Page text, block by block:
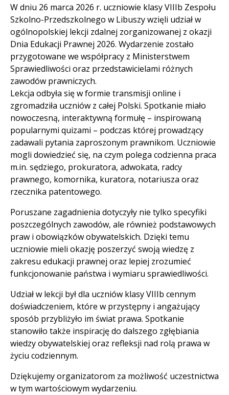
Treść
W dniu 26 marca 2026 r. uczniowie klasy VIIIb Zespołu
Szkolno-Przedszkolnego w Libuszy wzięli udział w
ogólnopolskiej lekcji zdalnej zorganizowanej z okazji
Dnia Edukacji Prawnej 2026. Wydarzenie zostało
przygotowane we współpracy z Ministerstwem
Sprawiedliwości oraz przedstawicielami różnych
zawodów prawniczych.
Lekcja odbyła się w formie transmisji online i
zgromadziła uczniów z całej Polski. Spotkanie miało
nowoczesną, interaktywną formułę – inspirowaną
popularnymi quizami – podczas której prowadzący
zadawali pytania zaproszonym prawnikom. Uczniowie
mogli dowiedzieć się, na czym polega codzienna praca
m.in. sędziego, prokuratora, adwokata, radcy
prawnego, komornika, kuratora, notariusza oraz
rzecznika patentowego.
Poruszane zagadnienia dotyczyły nie tylko specyfiki
poszczególnych zawodów, ale również podstawowych
praw i obowiązków obywatelskich. Dzięki temu
uczniowie mieli okazję poszerzyć swoją wiedzę z
zakresu edukacji prawnej oraz lepiej zrozumieć
funkcjonowanie państwa i wymiaru sprawiedliwości.
Udział w lekcji był dla uczniów klasy VIIIb cennym
doświadczeniem, które w przystępny i angażujący
sposób przybliżyło im świat prawa. Spotkanie
stanowiło także inspirację do dalszego zgłębiania
wiedzy obywatelskiej oraz refleksji nad rolą prawa w
życiu codziennym.
Dziękujemy organizatorom za możliwość uczestnictwa
w tym wartościowym wydarzeniu.